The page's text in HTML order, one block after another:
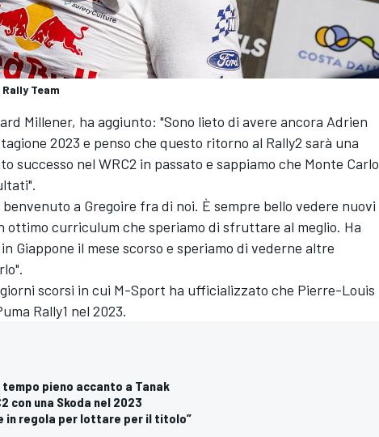
Team
Millener, ha aggiunto: "Sono lieto di avere ancora Adrien
2023 e penso che questo ritorno al Rally2 sarà una
successo nel WRC2 in passato e sappiamo che Monte Carlo
a Gregoire fra di noi. È sempre bello vedere nuovi
curriculum che speriamo di sfruttare al meglio. Ha
Giappone il mese scorso e speriamo di vederne altre
scorsi in cui M-Sport ha ufficializzato che Pierre-Louis
Rally1 nel 2023.
pieno accanto a Tanak
con una Skoda nel 2023
in regola per lottare per il titolo”